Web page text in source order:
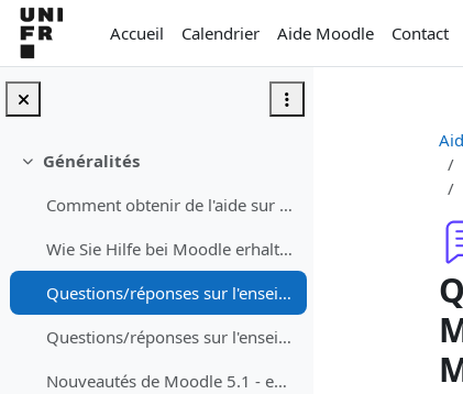
Passer au contenu principal
Accueil
Calendrier Aide Moodle Contact
Replier
Généralités
Comment obtenir de l'aide sur Moodle
Wie Sie Hilfe bei Moodle erhalten können
Questions/réponses sur l'enseignement avec Moodle - Fragen/Antworten zum Unterrichen mit Moodle
Questions/réponses sur l'enseignement avec Teams dans les auditoires - Fragen/Antworten zum Studium mit Teams in dem Auditorium
Nouveautés de Moodle 5.1 - enseignant·e